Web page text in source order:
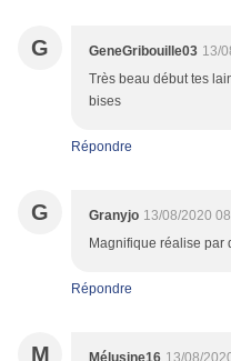
G GeneGribouille03 13/
Très beau début tes
bises
Répondre
G Granyjo 13/08/2020
Magnifique réalise par
Répondre
M Mélusine16 13/08/